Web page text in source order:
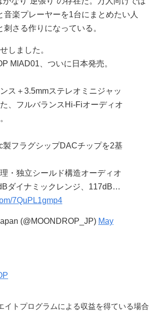
音楽プレーヤーを1台にまとめたい人
さる作りになっている。
しました。
MIAD01、ついに日本発売。
ス＋3.5mmステレオミニジャッ
、フルバランスHi-Fiオーディオ
製フラグシップDACチップを2基
・独立シールド構造オーディオ
ダイナミックレンジ、117dB…
7QuPL1gmp4
(@MOONDROP_JP) May
イトプログラムによる収益を得ている場合